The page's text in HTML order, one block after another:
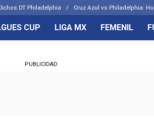
DT Philadelphia Cruz Azul vs Philadelphia:
CUP LIGA MX FEMENIL
PUBLICIDAD